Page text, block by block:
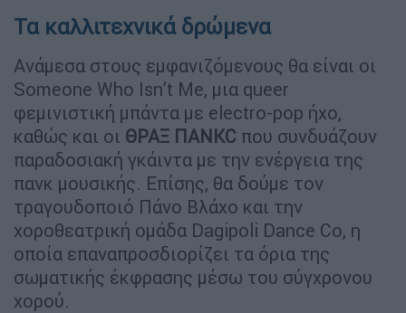
Τα καλλιτεχνικά δρώμενα
Ανάμεσα στους εμφανιζόμενους θα είναι οι
Someone Who Isn’t Me, μια queer
φεμινιστική μπάντα με electro-pop ήχο,
καθώς και οι ΘΡΑΞ ΠΑΝΚC που συνδυάζουν
παραδοσιακή γκάιντα με την ενέργεια της
πανκ μουσικής. Επίσης, θα δούμε τον
τραγουδοποιό Πάνο Βλάχο και την
χοροθεατρική ομάδα Dagipoli Dance Co, η
οποία επαναπροσδιορίζει τα όρια της
σωματικής έκφρασης μέσω του σύγχρονου
χορού.